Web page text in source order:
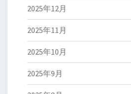
2025年12月
2025年11月
2025年10月
2025年9月